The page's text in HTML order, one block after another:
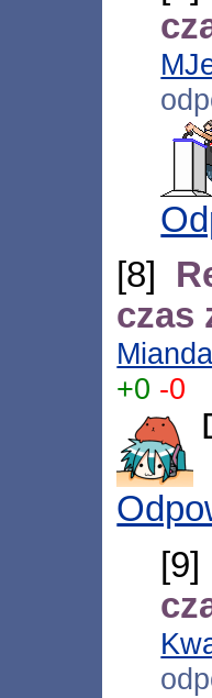
[8]
czas
Mianda
+0 -0
[9]